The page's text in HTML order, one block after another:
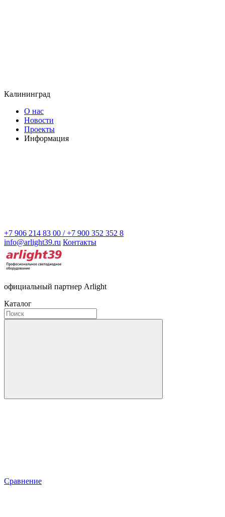
Калининград
О нас
Новости
Проекты
Информация
+7 906 214 83 00 / +7 900 352 352 8
info@arlight39.ru Контакты
официальный партнер Arlight
Каталог
Сравнение